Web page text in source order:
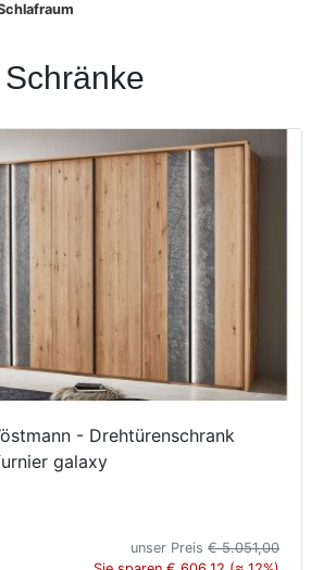
- Drehtürenschrank
galaxy
unser Preis € 5.051,00